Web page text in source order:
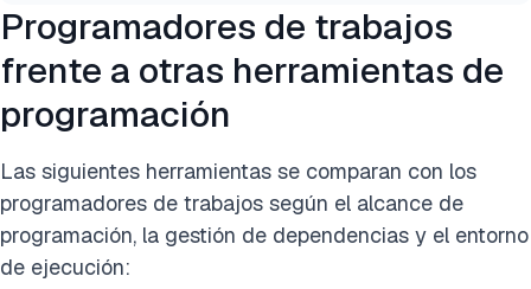
Programadores de trabajos
frente a otras herramientas de
programación
Las siguientes herramientas se comparan con los
programadores de trabajos según el alcance de
programación, la gestión de dependencias y el entorno
de ejecución: